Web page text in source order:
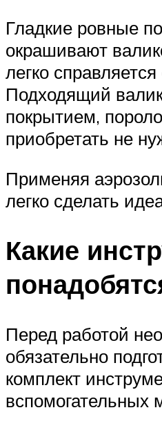
Гладкие ровные
окрашивают
легко
Подходящий
покрытием,
приобретать не
Применяя
легко сделать
Какие
Перед работой
обязательно
комплект
вспомогательных